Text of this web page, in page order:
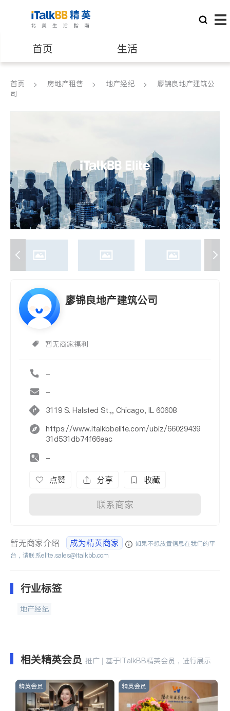
首页 生活
医生 律师
养老 非盈利组织
首页 房地产租售 地产经纪
廖锦良地产建筑公
司
廖锦良地产建筑公司
暂无商家福利
-
-
3119 S. Halsted St.,, Chicago, IL 60608
https://www.italkbbelite.com/ubiz/66029439
31d531db74f66eac
-
点赞 分享 收藏
联系商家
暂无商家介绍 成为精英商家
如果不想放置信息在我们的平
台，请联系elite.sales@italkbb.com
行业标签
地产经纪
相关精英会员 推广 | 基于iTalkBB精英会员，进行展示
精英会员 精英会员